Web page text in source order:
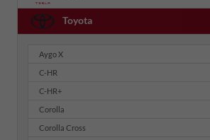
Toyota
Aygo X
C-HR
C-HR+
Corolla
Corolla Cross